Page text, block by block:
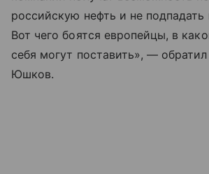
российскую нефть и не подпадать
Вот чего боятся европейцы, в
себя могут поставить», —
Юшков.